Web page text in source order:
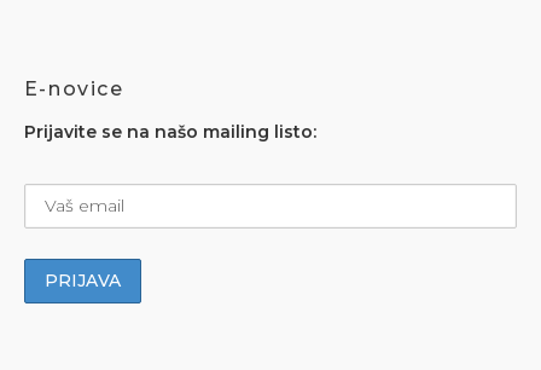
E-novice
Prijavite se na našo mailing listo: